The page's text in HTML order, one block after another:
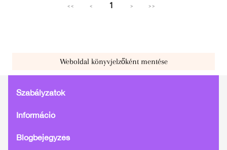
<< < 1 > >>
Weboldal könyvjelzőként mentése
Szabályzatok
Információ
Blogbejegyzés